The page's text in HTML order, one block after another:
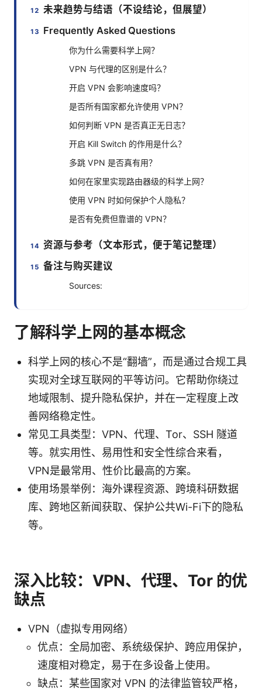
未来趋势与结语（不设结论，但展望）
Frequently Asked Questions
你为什么需要科学上网？
VPN 与代理的区别是什么？
开启 VPN 会影响速度吗？
是否所有国家都允许使用 VPN？
如何判断 VPN 是否真正无日志？
开启 Kill Switch 的作用是什么？
多跳 VPN 是否真有用？
如何在家里实现路由器级的科学上网？
使用 VPN 时如何保护个人隐私？
是否有免费但靠谱的 VPN？
资源与参考（文本形式，便于笔记整理）
备注与购买建议
Sources:
了解科学上网的基本概念
科学上网的核心不是“翻墙”，而是通过合规工具
实现对全球互联网的平等访问。它帮助你绕过
地域限制、提升隐私保护，并在一定程度上改
善网络稳定性。
常见工具类型：VPN、代理、Tor、SSH 隧道
等。就实用性、易用性和安全性综合来看，
VPN是最常用、性价比最高的方案。
使用场景举例：海外课程资源、跨境科研数据
库、跨地区新闻获取、保护公共Wi-Fi下的隐私
等。
深入比较：VPN、代理、Tor 的优
缺点
VPN（虚拟专用网络）
优点：全局加密、系统级保护、跨应用保护，
速度相对稳定，易于在多设备上使用。
缺点：某些国家对 VPN 的法律监管较严格，